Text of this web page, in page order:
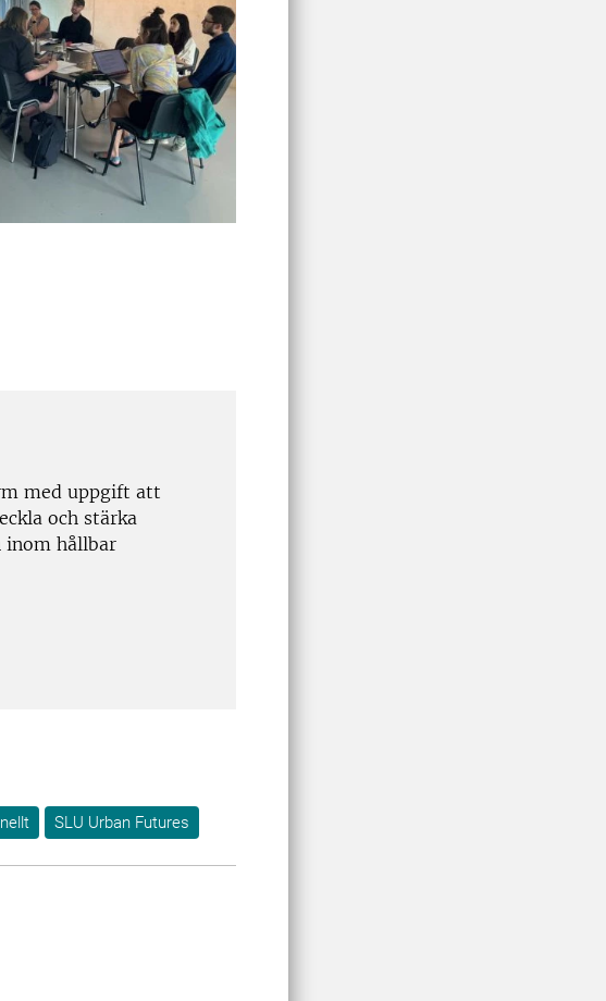
med uppgift att
och stärka
inom hållbar
SLU Urban Futures